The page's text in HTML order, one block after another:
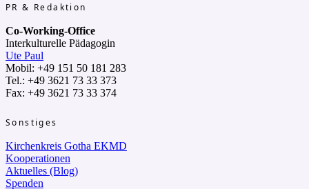
PR & Redaktion
Co-Working-Office
Interkulturelle Pädagogin
Ute Paul
Mobil: +49 151 50 181 283
Tel.: +49 3621 73 33 373
Fax: +49 3621 73 33 374
Sonstiges
Kirchenkreis Gotha EKMD
Kooperationen
Aktuelles (Blog)
Spenden